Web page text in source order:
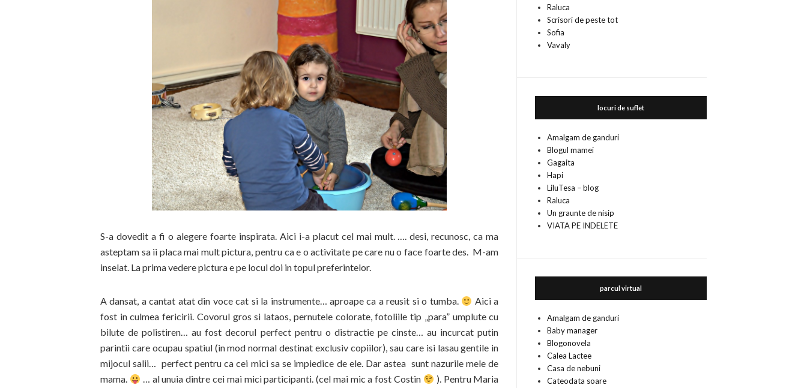
S-a dovedit a fi o alegere foarte inspirata. Aici i-a placut cel mai mult. …. desi, recunosc, ca ma
asteptam sa ii placa mai mult pictura, pentru ca e o activitate pe care nu o face foarte des. M-am
inselat. La prima vedere pictura e pe locul doi in topul preferintelor.
A dansat, a cantat atat din voce cat si la instrumente… aproape ca a reusit si o tumba.
Aici a
fost in culmea fericirii. Covorul gros si lataos, pernutele colorate, fotoliile tip „para” umplute cu
bilute de polistiren… au fost decorul perfect pentru o distractie pe cinste… au incurcat putin
parintii care ocupau spatiul (in mod normal destinat exclusiv copiilor), sau care isi lasau gentile in
mijocul salii… perfect pentru ca cei mici sa se impiedice de ele. Dar astea sunt nazurile mele de
mama.
… al unuia dintre cei mai mici participanti. (cel mai mic a fost Costin
). Pentru Maria
Raluca
Scrisori de peste tot
Sofia
Vavaly
locuri de suflet
Amalgam de ganduri
Blogul mamei
Gagaita
Hapi
LiluTesa – blog
Raluca
Un graunte de nisip
VIATA PE INDELETE
parcul virtual
Amalgam de ganduri
Baby manager
Blogonovela
Calea Lactee
Casa de nebuni
Cateodata soare